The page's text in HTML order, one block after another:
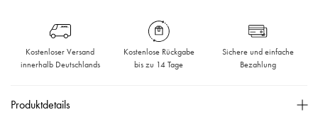
Kostenloser Versand
innerhalb Deutschlands
Kostenlose Rückgabe
bis zu 14 Tage
Sichere und einfache
Bezahlung
Produktdetails